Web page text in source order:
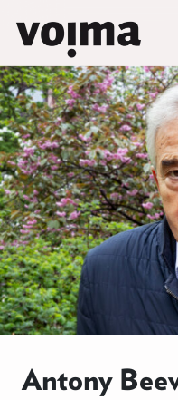
Siirry sisältöön
Päävalikko
Antony